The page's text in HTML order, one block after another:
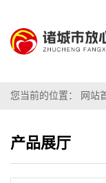
您当前的位置： 网站
产品展厅